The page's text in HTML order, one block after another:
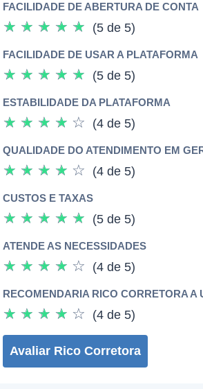
FACILIDADE DE ABERTURA DE CONTA
☆ ☆ ☆ ☆ ☆ (5 de 5)
FACILIDADE DE USAR A PLATAFORMA
☆ ☆ ☆ ☆ ☆ (5 de 5)
ESTABILIDADE DA PLATAFORMA
☆ ☆ ☆ ☆ ☆ (4 de 5)
QUALIDADE DO ATENDIMENTO EM
☆ ☆ ☆ ☆ ☆ (4 de 5)
CUSTOS E TAXAS
☆ ☆ ☆ ☆ ☆ (5 de 5)
ATENDE AS NECESSIDADES
☆ ☆ ☆ ☆ ☆ (4 de 5)
RECOMENDARIA RICO CORRETORA A
☆ ☆ ☆ ☆ ☆ (4 de 5)
Avaliar Rico Corretora